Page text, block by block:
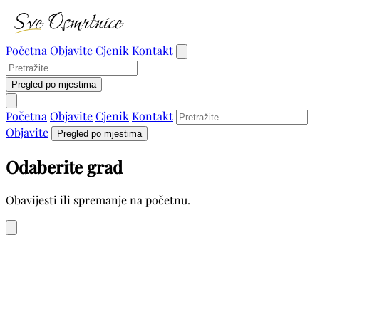
Početna ObjaviteCjenik Kontakt
Pregled po mjestima
Početna ObjaviteCjenik Kontakt
Objavite
Pregled po mjestima
Odaberite grad
Obavijesti ili spremanje na početnu.